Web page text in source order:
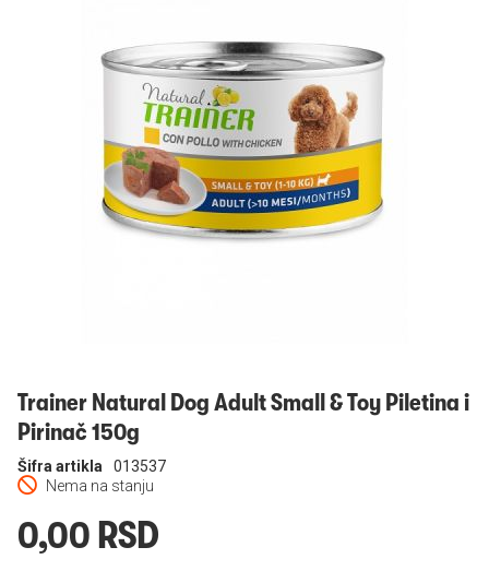
Trainer Natural Dog Adult Small & Toy Piletina i
Pirinač 150g
Nema na stanju
Šifra artikla 013537
0,00 RSD